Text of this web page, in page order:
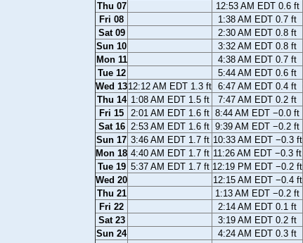
Thu 07
12:53 AM EDT 0.6 ft
Fri 08
1:38 AM EDT 0.7 ft
Sat 09
2:30 AM EDT 0.8 ft
Sun 10
3:32 AM EDT 0.8 ft
Mon 11
4:38 AM EDT 0.7 ft
Tue 12
5:44 AM EDT 0.6 ft
Wed 1312:12 AM EDT 1.3 ft 6:47 AM EDT 0.4 ft
Thu 14 1:08 AM EDT 1.5 ft 7:47 AM EDT 0.2 ft
Fri 15
2:01 AM EDT 1.6 ft 8:44 AM EDT −0.0 ft
Sat 16 2:53 AM EDT 1.6 ft 9:39 AM EDT −0.2 ft
Sun 17 3:46 AM EDT 1.7 ft 10:33 AM EDT −0.3 ft
Mon 18 4:40 AM EDT 1.7 ft 11:26 AM EDT −0.3 ft
Tue 19 5:37 AM EDT 1.7 ft 12:19 PM EDT −0.2 ft
Wed 20
12:15 AM EDT −0.4 ft
Thu 21
1:13 AM EDT −0.2 ft
Fri 22
2:14 AM EDT 0.1 ft
Sat 23
3:19 AM EDT 0.2 ft
Sun 24
4:24 AM EDT 0.3 ft